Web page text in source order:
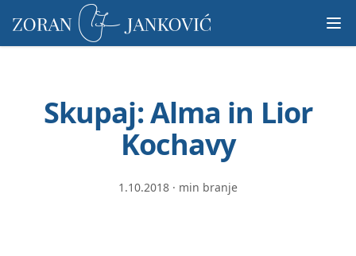
upoštevajte:
To
vključujeSkupaj: Alma in Lior
Kochavy
1.10.2018 · min branje